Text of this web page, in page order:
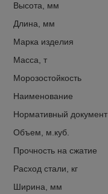
Высота, мм
Длина, мм
Марка изделия
Масса, т
Морозостойкость
Наименование
Нормативный документ
Объем, м.куб.
Прочность на сжатие
Расход стали, кг
Ширина, мм